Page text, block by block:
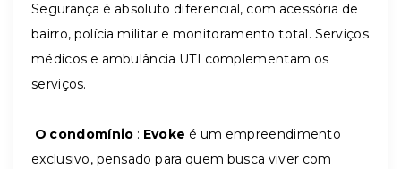
Segurança é absoluto diferencial, com acessória de
bairro, polícia militar e monitoramento total. Serviços
médicos e ambulância UTI complementam os
serviços.
O condomínio : Evoke é um empreendimento
exclusivo, pensado para quem busca viver com